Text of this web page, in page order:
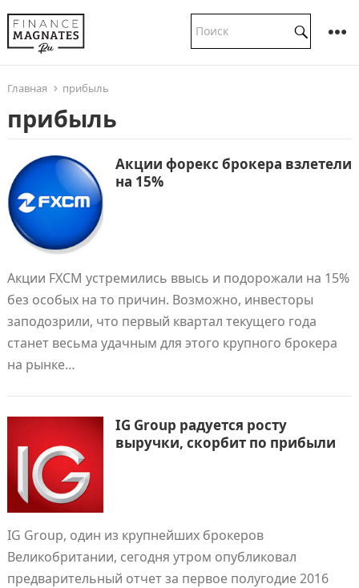
Главная прибыль
прибыль
Акции форекс брокера взлетели
на 15%
Акции FXCM устремились ввысь и подорожали на 15%
без особых на то причин. Возможно, инвесторы
заподозрили, что первый квартал текущего года
станет весьма удачным для этого крупного брокера
на рынке…
IG Group радуется росту
выручки, скорбит по прибыли
IG Group, один из крупнейших брокеров
Великобритании, сегодня утром опубликовал
предварительный отчет за первое полугодие 2016